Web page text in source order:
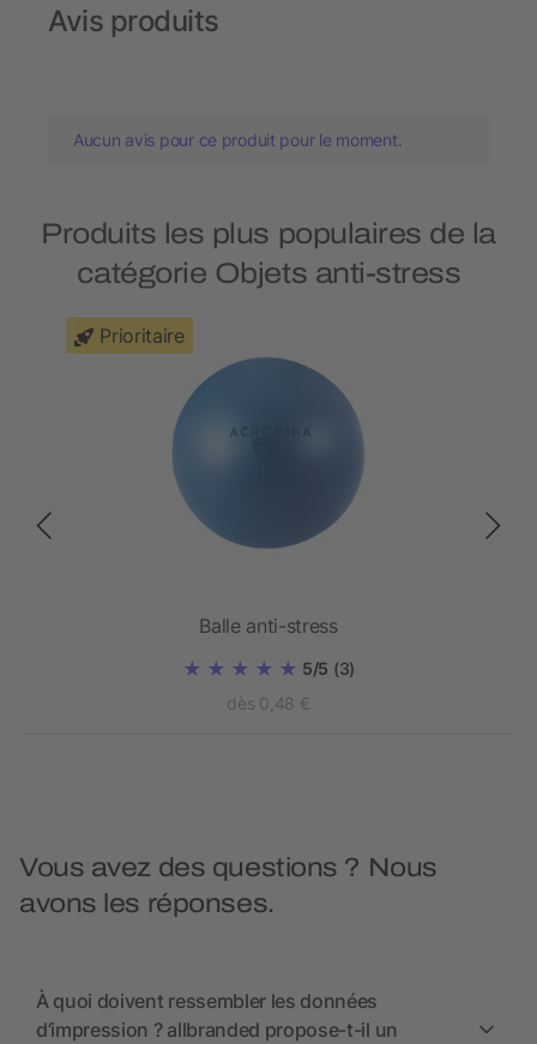
Avis produits
Aucun avis pour ce produit pour le moment.
Produits les plus populaires de la
catégorie Objets anti-stress
Prioritaire
Balle anti-stress
5/5 (3)
dès 0,48 €
Vous avez des questions ? Nous
avons les réponses.
À quoi doivent ressembler les données
d’impression ? allbranded propose-t-il un